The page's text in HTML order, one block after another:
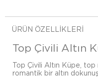
ÜRÜN ÖZELLIKLERI
Top Çivili Altın
Top Çivili Altın Küpe,
romantik bir altın dokunuş